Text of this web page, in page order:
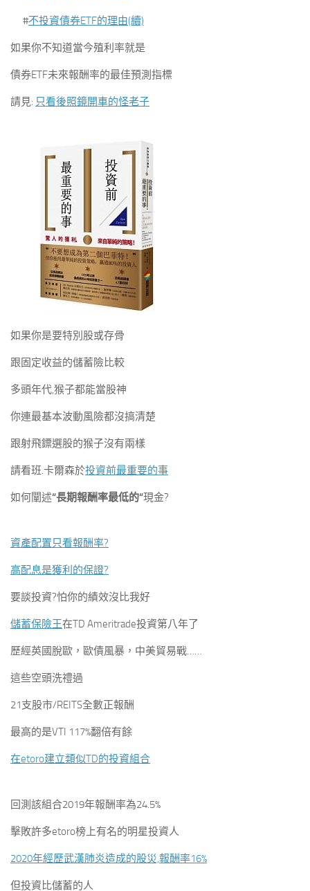
#不投資債券ETF的理由(續)
如果你不知道當今殖利率就是
債券ETF未來報酬率的最佳預測指標
請見: 只看後照鏡開車的怪老子
如果你是要特別股或存骨
跟固定收益的儲蓄險比較
多頭年代,猴子都能當股神
你連最基本波動風險都沒搞清楚
跟射飛鏢選股的猴子沒有兩樣
請看班.卡爾森於投資前最重要的事
如何闡述“長期報酬率最低的“現金?
資產配置只看報酬率?
高配息是獲利的保證?
要談投資?怕你的績效沒比我好
儲蓄保險王在TD Ameritrade投資第八年了
歷經英國脫歐，歐債風暴，中美貿易戰……
這些空頭洗禮過
21支股市/REITS全數正報酬
最高的是VTI 117%翻倍有餘
在etoro建立類似TD的投資組合
回測該組合2019年報酬率為24.5%
擊敗許多etoro榜上有名的明星投資人
2020年經歷武漢肺炎造成的股災,報酬率16%
但投資比儲蓄的人